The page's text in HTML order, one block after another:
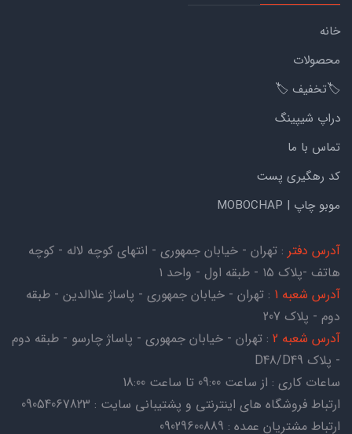
خانه
محصولات
🏷️تخفیف 🏷️
دراپ شیپینگ
تماس با ما
کد رهگیری پست
موبو چاپ | MOBOCHAP
آدرس دفتر : تهران - خیابان جمهوری - انتهای کوچه لاله - کوچه
هاتف -پلاک ۱۵ - طبقه اول - واحد ۱
آدرس شعبه 1
: تهران - خیابان جمهوری - پاساژ علاالدین - طبقه
دوم - پلاک 207
آدرس شعبه 2
: تهران - خیابان جمهوری - پاساژ چارسو - طبقه دوم
- پلاک D48/D49
ساعات کاری : از ساعت 09:00 تا ساعت 18:00
ارتباط فروشگاه های اینترنتی و پشتیبانی سایت : 09054067823
ارتباط مشتریان عمده : 09029600889